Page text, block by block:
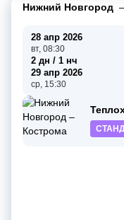
Нижний Новгород –
28 апр 2026
вт, 08:30
2 дн / 1 нч
29 апр 2026
ср, 15:30